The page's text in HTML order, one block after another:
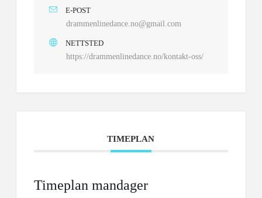
E-POST
drammenlinedance.no@gmail.com
NETTSTED
https://drammenlinedance.no/kontakt-oss/
TIMEPLAN
Timeplan mandager